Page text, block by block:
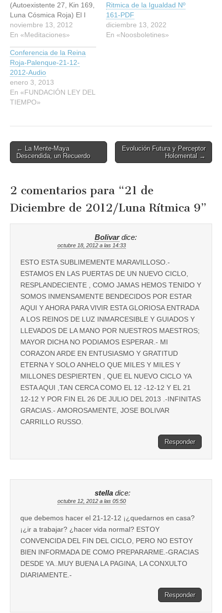
(Autoexistente 27, Kin 169,
Luna Cósmica Roja) El I
Ching Galáctico del Ciclo
de la Creación perpetuo de
Codón 29/23: Cristal de
Luna/Corazón informado
por Luna de Tiempo, El
Espacio Fluye como…
noviembre 13, 2012
En «Meditaciones»
Ritmica de la Igualdad Nº
161-PDF
diciembre 13, 2022
En «Noosboletines»
Conferencia de la Reina
Roja-Palenque-21-12-
2012-Audio
enero 3, 2013
En «FUNDACIÓN LEY DEL
TIEMPO»
Post
navigation
← La Mente-Maya
Descendida, un Recuerdo
Evolución Futura y Perceptor
Holomental →
2 comentarios para “21 de
Diciembre de 2012/Luna Rítmica 9”
Bolivar dice:
octubre 18, 2012 a las 14:33
ESTO ESTA SUBLIMEMENTE MARAVILLOSO.-
ESTAMOS EN LAS PUERTAS DE UN NUEVO CICLO,
RESPLANDECIENTE , COMO JAMAS HEMOS TENIDO Y
SOMOS INMENSAMENTE BENDECIDOS POR ESTAR
AQUI Y AHORA PARA VIVIR ESTA GLORIOSA ENTRADA
A LOS REINOS DE LUZ INMARCESIBLE Y GUIADOS Y
LLEVADOS DE LA MANO POR NUESTROS MAESTROS;
MAYOR DICHA NO PODIAMOS ESPERAR.- MI
CORAZON ARDE EN ENTUSIASMO Y GRATITUD
ETERNA Y SOLO ANHELO QUE MILES Y MILES Y
MILLONES DESPIERTEN , QUE EL NUEVO CICLO YA
ESTA AQUI ,TAN CERCA COMO EL 12 -12-12 Y EL 21
12-12 Y POR FIN EL 26 DE JULIO DEL 2013 .-INFINITAS
GRACIAS.- AMOROSAMENTE, JOSE BOLIVAR
CARRILLO RUSSO.
Responder
stella dice:
octubre 12, 2012 a las 05:50
que debemos hacer el 21-12-12 ¡¿quedarnos en casa?
¡¿ir a trabajar? ¿hacer vida normal? ESTOY
CONVENCIDA DEL FIN DEL CICLO, PERO NO ESTOY
BIEN INFORMADA DE COMO PREPARARME.-GRACIAS
DESDE YA..MUY BUENA LA PAGINA, LA CONXULTO
DIARIAMENTE.-
Responder